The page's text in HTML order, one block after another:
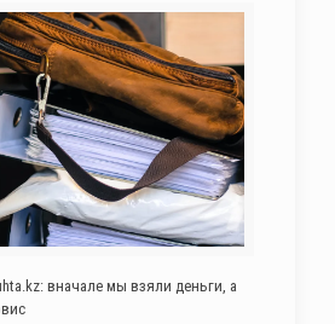
вначале мы взяли деньги, а